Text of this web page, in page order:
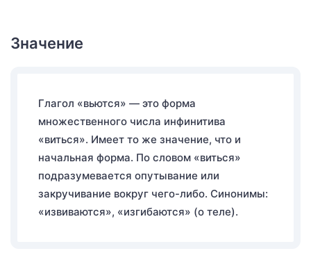
Значение
Глагол «вьются» — это форма
множественного числа инфинитива
«виться». Имеет то же значение, что и
начальная форма. По словом «виться»
подразумевается опутывание или
закручивание вокруг чего-либо. Синонимы:
«извиваются», «изгибаются» (о теле).